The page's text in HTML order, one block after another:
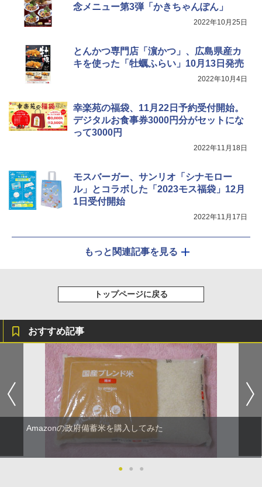
TOSHIBA(東芝) スチームオーブンレン
0℃ 1段調理 フラットテーブル 電子レン
お手入れ 小型 新生活 一人暮らし 二人暮
らし ファミリー
5
シャープ ウォーターオーブン ヘルシオ
AX-XJ1-B ブラック 30L 2段調理 コンベ
クション トースト機能
念メニュー第3弾「かきちゃんぽん」
2022年10月25日
とんかつ専門店「濵かつ」、広島県産カ
キを使った「牡蠣ふらい」10月13日発売
2022年10月4日
幸楽苑の福袋、11月22日予約受付開始。
デジタルお食事券3000円分がセットにな
って3000円
2022年11月18日
モスバーガー、サンリオ「シナモロー
ル」とコラボした「2023モス福袋」12月
1日受付開始
2022年11月17日
もっと関連記事を見る
トップページに戻る
おすすめ記事
Amazonの政府備蓄米を購入してみた
● ● ●